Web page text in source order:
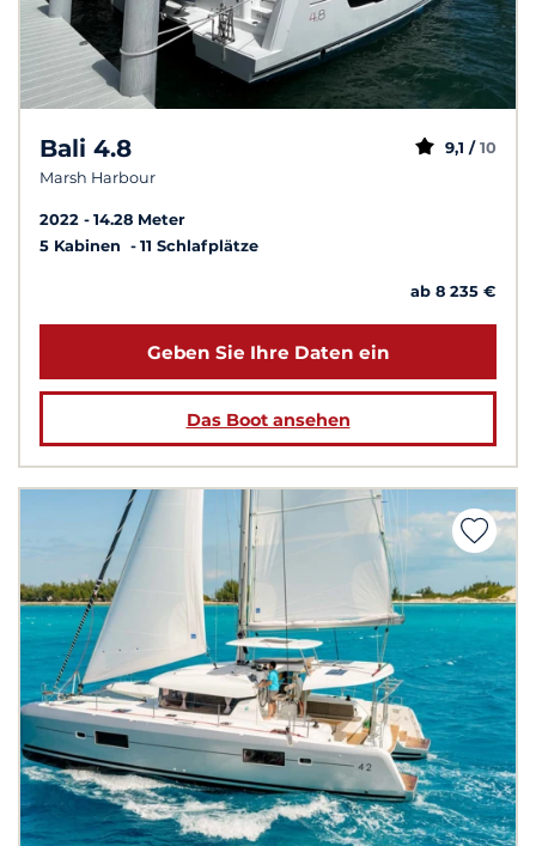
Bali 4.8
Marsh Harbour
9,1 / 10
2022
14.28 Meter
5 Kabinen
11 Schlafplätze
ab 8 235 €
Geben Sie Ihre Daten ein
Das Boot ansehen